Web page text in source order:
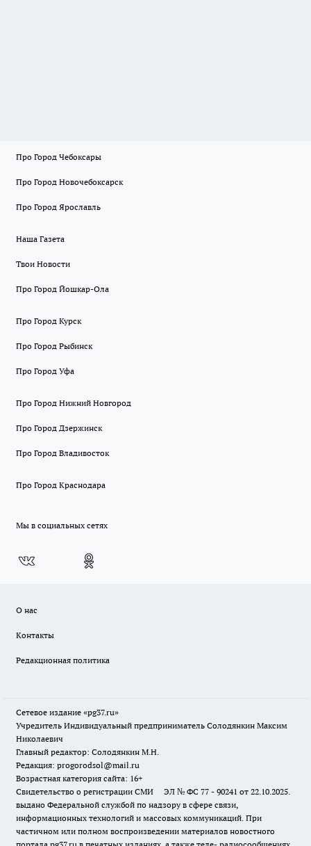
Про Город Чебоксары
Про Город Новочебоксарск
Про Город Ярославль
Наша Газета
Твои Новости
Про Город Йошкар-Ола
Про Город Курск
Про Город Рыбинск
Про Город Уфа
Про Город Нижний Новгород
Про Город Дзержинск
Про Город Владивосток
Про Город Краснодара
Мы в социальных сетях
О нас
Контакты
Редакционная политика
Сетевое издание «pg37.ru»
Учредитель Индивидуальный предприниматель Солодянкин Максим
Николаевич
Главный редактор: Солодянкин М.Н.
Редакция: progorodsol@mail.ru
Возрастная категория сайта: 16+
Свидетельство о регистрации СМИ ЭЛ № ФС 77 - 90241 от 22.10.2025.
выдано Федеральной службой по надзору в сфере связи,
информационных технологий и массовых коммуникаций. При
частичном или полном воспроизведении материалов новостного